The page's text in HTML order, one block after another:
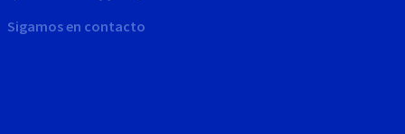
Sigamos en contacto